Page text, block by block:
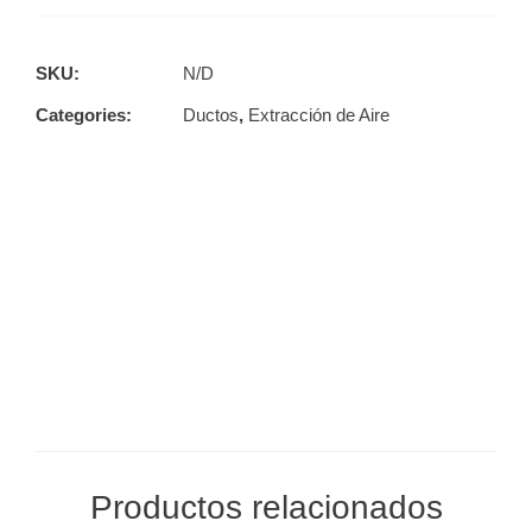
SKU: N/D
Categories: Ductos, Extracción de Aire
Productos relacionados